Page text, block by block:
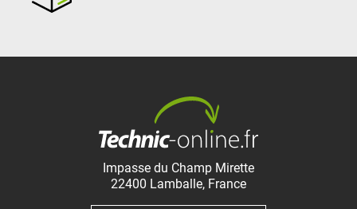
Impasse du Champ Mirette
22400 Lamballe, France